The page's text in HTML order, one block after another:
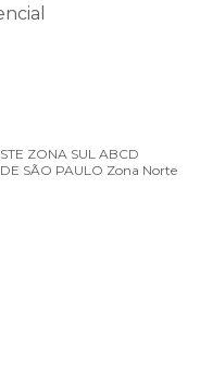
ZONA SUL ABCD
SÃO PAULO Zona Norte